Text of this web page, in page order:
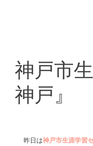
神戸市
神戸』
昨日は神戸市生涯学習